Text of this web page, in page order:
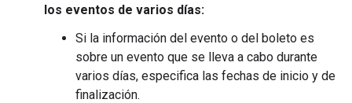
los eventos de varios días:
Si la información del evento o del boleto es
sobre un evento que se lleva a cabo durante
varios días, especifica las fechas de inicio y de
finalización.